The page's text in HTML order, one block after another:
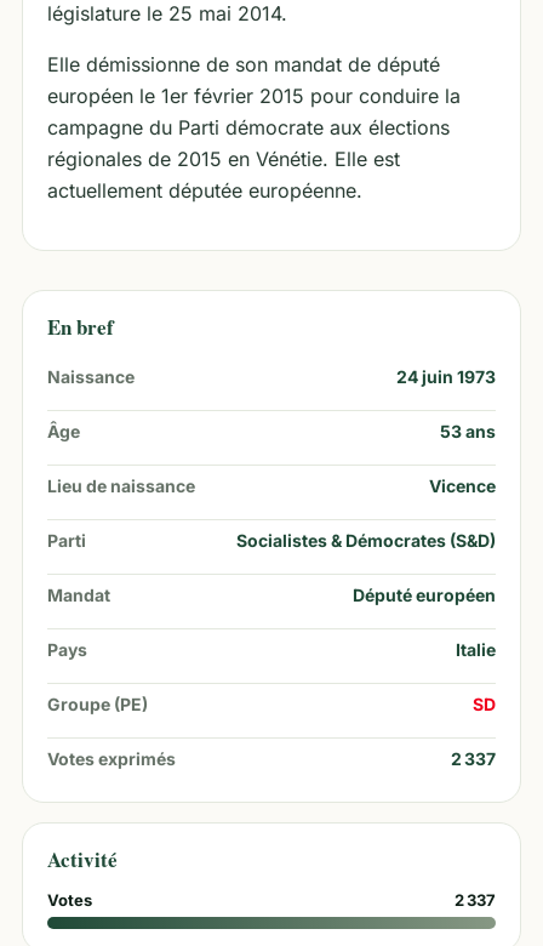
législature le 25 mai 2014.
Elle démissionne de son mandat de député
européen le 1er février 2015 pour conduire la
campagne du Parti démocrate aux élections
régionales de 2015 en Vénétie. Elle est
actuellement députée européenne.
En bref
Naissance 24 juin 1973
Âge 53ans
Lieu de naissance Vicence
Parti Socialistes & Démocrates (S&D)
Mandat Député européen
Pays Italie
Groupe (PE) SD
Votes exprimés 2 337
Activité
Votes 2 337